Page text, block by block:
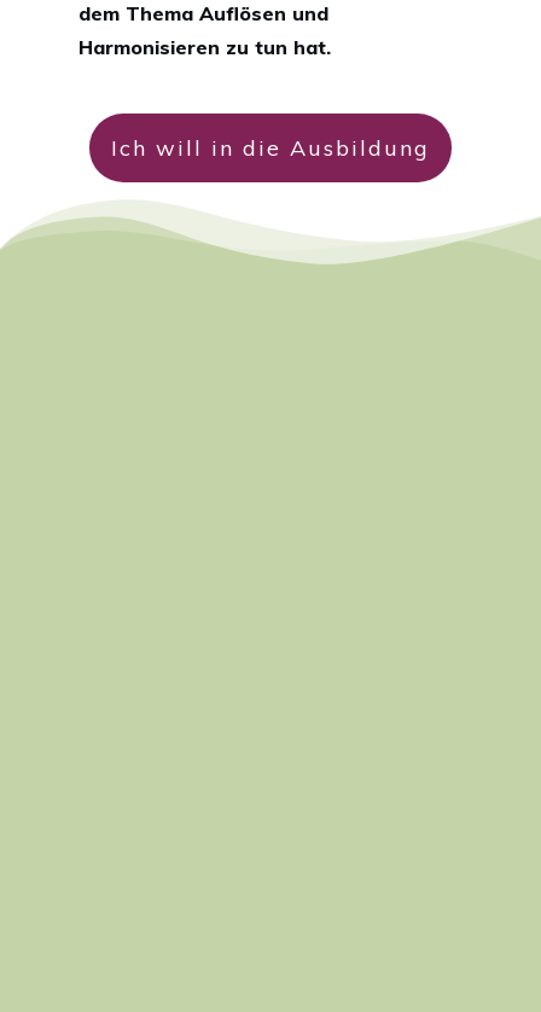
dem Thema Auflösen und
Harmonisieren zu tun hat.
Ich will in die Ausbildung